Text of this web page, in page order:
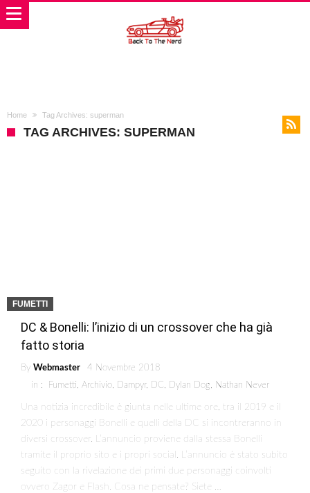
Home Tag Archives: superman
TAG ARCHIVES: SUPERMAN
FUMETTI
DC & Bonelli: l’inizio di un crossover che ha già
fatto storia
By Webmaster
4 Novembre 2018
in :
Fumetti, Archivio, Dampyr, DC, Dylan Dog, Nathan Never
Una notizia incredibile è giunta nelle ultime ore, tra il 2019 e il
2020 i personaggi Bonelli e quelli della DC si incontreranno in
diversi crossover. L’annuncio proviene dalla stessa Bonelli
tramite il proprio sito e i propri social. L’annuncio è stato subito
seguito con la rivelazione dei primi due personaggi coinvolti
ovvero Zagor e Flash. Cosa ne pensate? Siete …